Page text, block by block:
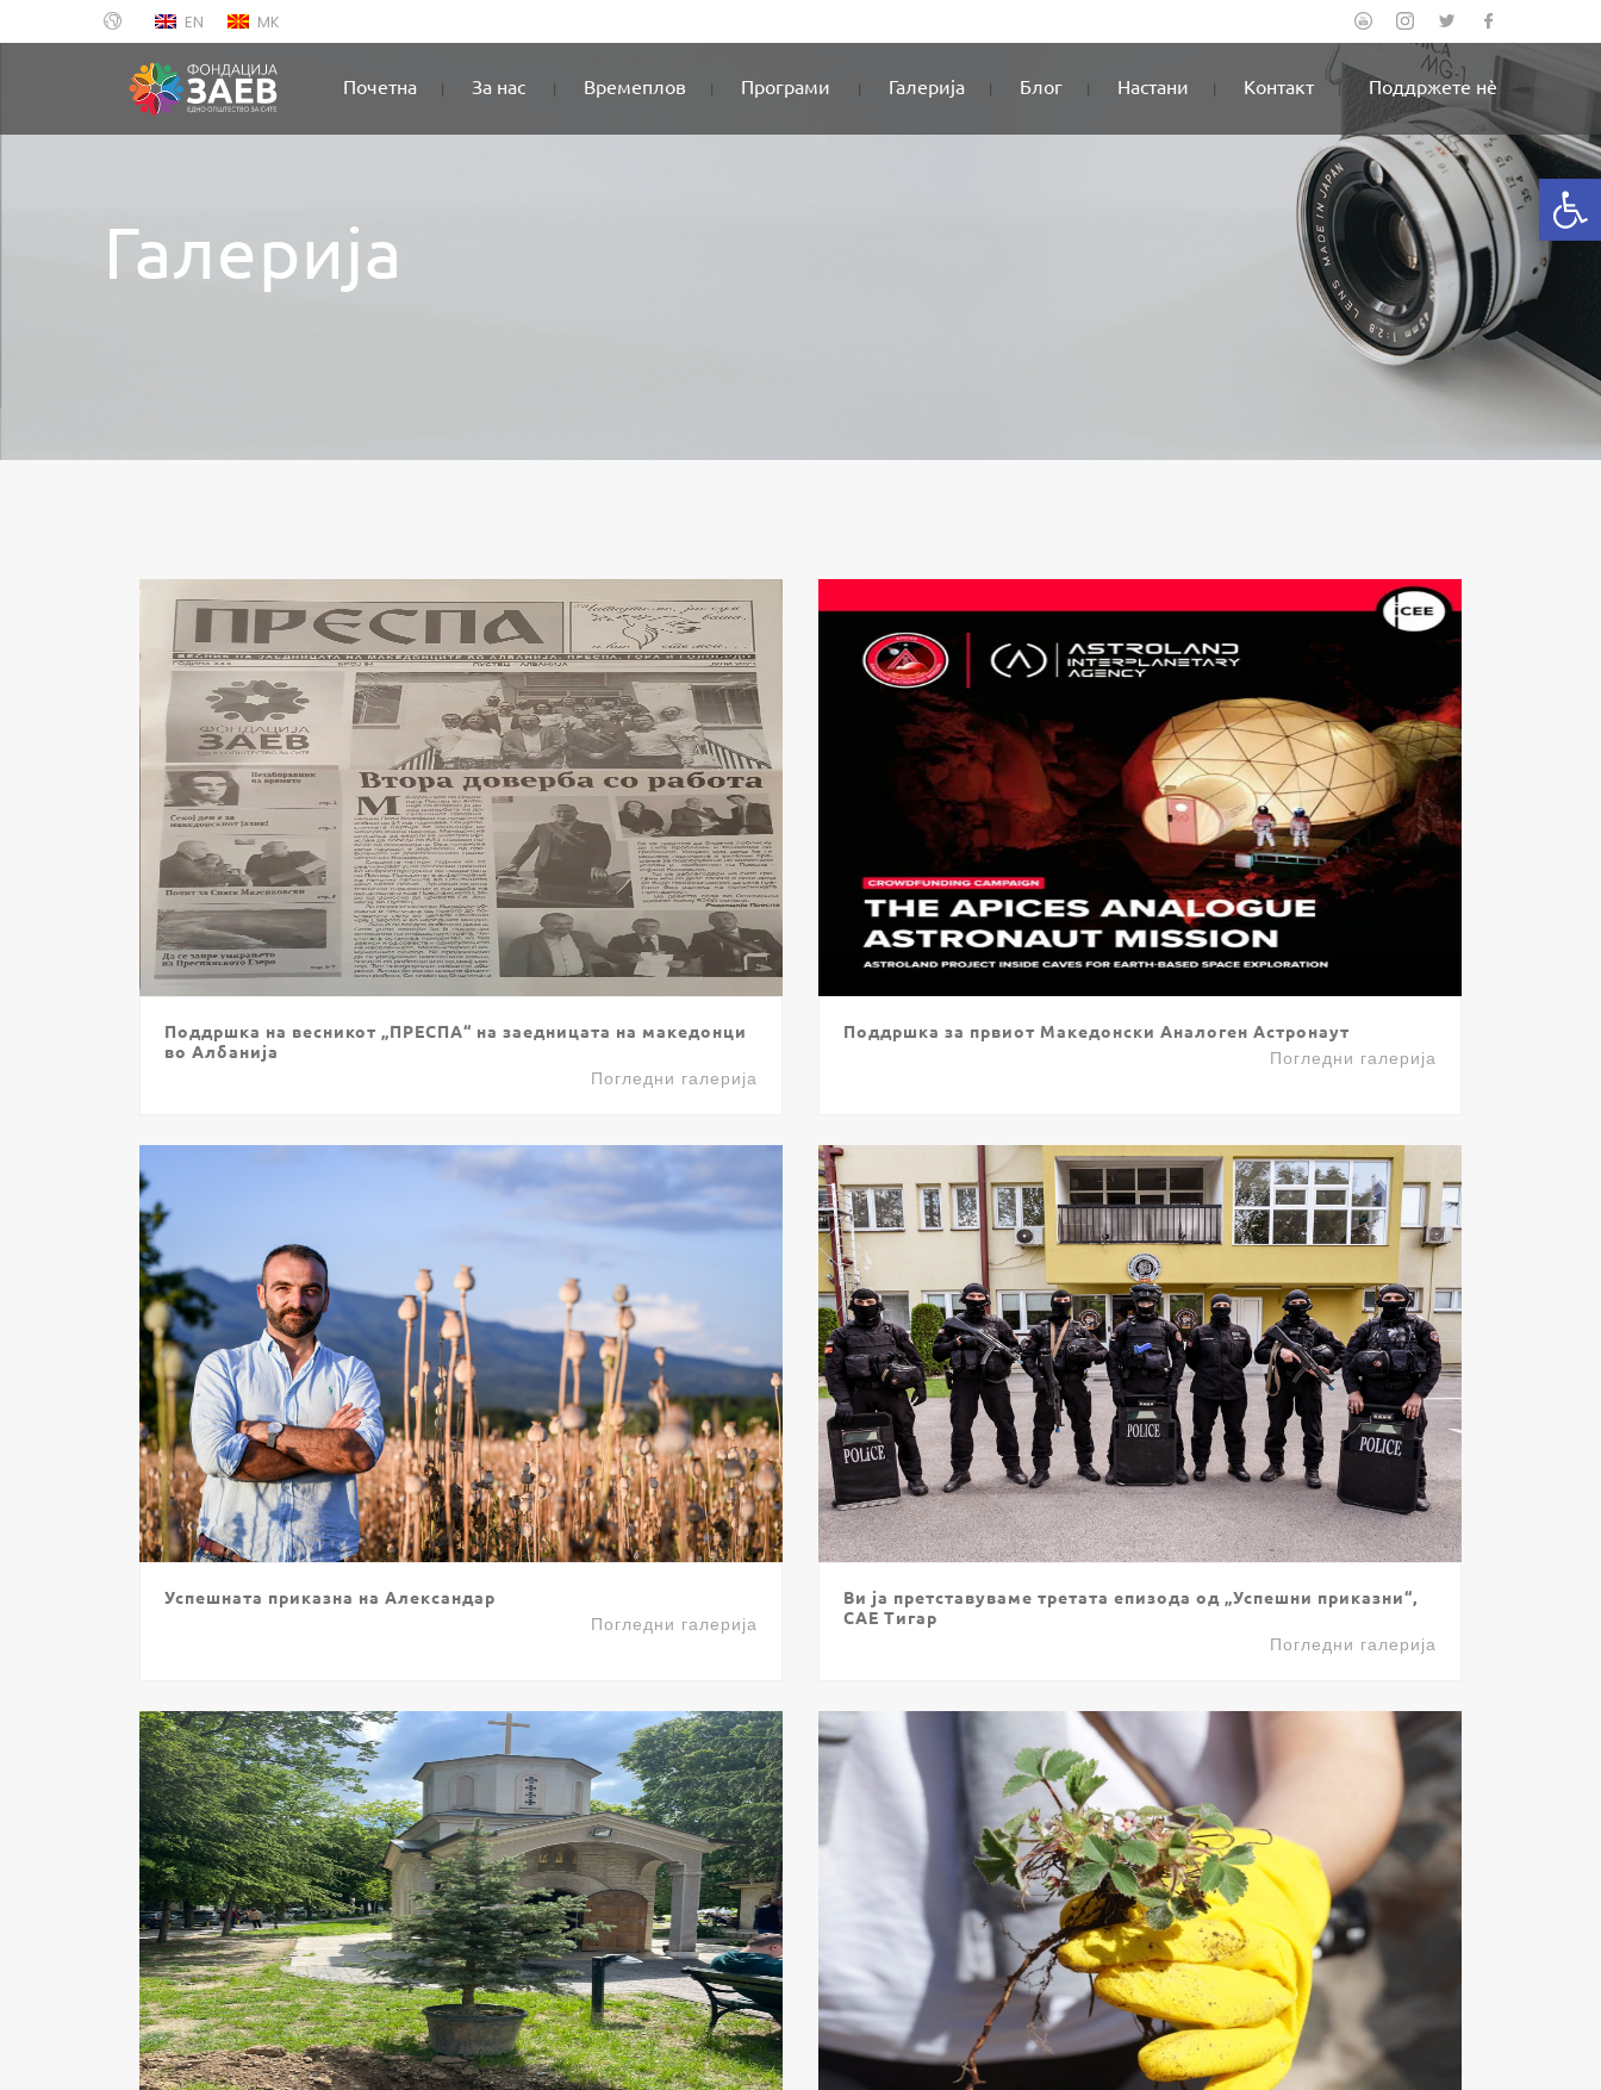
EN MK
Почетна За нас Времеплов Програми Галерија Блог Настани Контакт Поддржете нè
Галерија
Поддршка на весникот „ПРЕСПА“ на заедницата на македонци
во Албанија
Погледни галерија
Поддршка за првиот Македонски Аналоген Астронаут
Погледни галерија
Успешната приказна на Александар
Погледни галерија
Ви ја претставуваме третата епизода од „Успешни приказни“,
САЕ Тигар
Погледни галерија